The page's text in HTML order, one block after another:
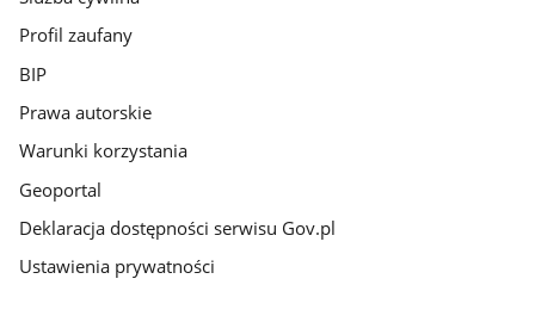
Profil zaufany
BIP
Prawa autorskie
Warunki korzystania
Geoportal
Deklaracja dostępności serwisu Gov.pl
Ustawienia prywatności